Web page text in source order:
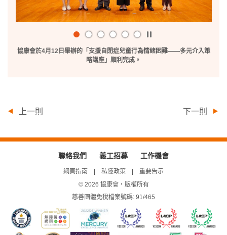
播
放
/
協康會於4月12日舉辦的「支援自閉症兒童行為情緒困難——多元介入策
略講座」順利完成。
上一則 下一則
聯絡我們 義工招募 工作機會
網頁指南 私隱政策
重要告示
© 2026 協康會，版權所有
慈善團體免稅檔案號碼: 91/465